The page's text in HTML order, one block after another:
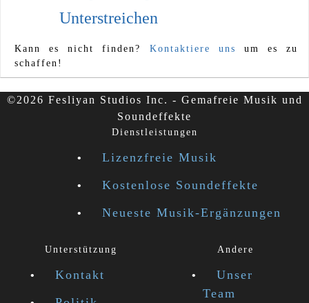
Unterstreichen
Kann es nicht finden? Kontaktiere uns
um es zu
schaffen!
©2026 Fesliyan Studios Inc. - Gemafreie Musik und
Soundeffekte
Dienstleistungen
Lizenzfreie Musik
Kostenlose Soundeffekte
Neueste Musik-Ergänzungen
Unterstützung
Kontakt
Andere
Unser
Team